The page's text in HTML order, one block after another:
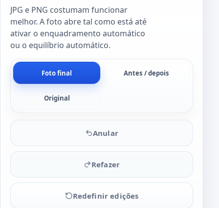
JPG e PNG costumam funcionar
melhor. A foto abre tal como está até
ativar o enquadramento automático
ou o equilíbrio automático.
Foto final Antes / depois
Original
Anular
Refazer
Redefinir edições